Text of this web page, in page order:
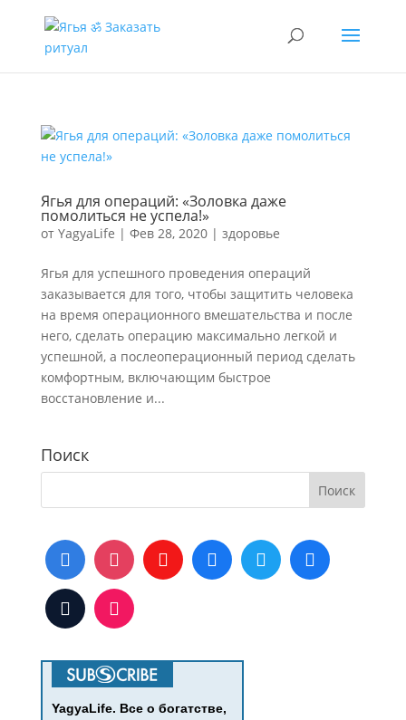
Ягья для операций: «Золовка даже
помолиться не успела!»
от YagyaLife | Фев 28, 2020| здоровье
Ягья для успешного проведения операций
заказывается для того, чтобы защитить человека
на время операционного вмешательства и после
него, сделать операцию максимально легкой и
успешной, а послеоперационный период сделать
комфортным, включающим быстрое
восстановление и...
Поиск
YagyaLife. Все о богатстве,